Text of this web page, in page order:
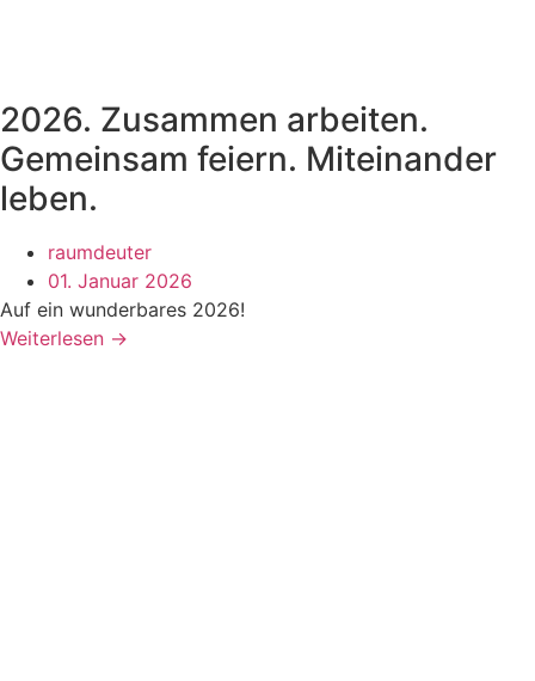
2026. Zusammen arbeiten.
Gemeinsam feiern. Miteinander
leben.
raumdeuter
01. Januar 2026
Auf ein wunderbares 2026!
Weiterlesen →